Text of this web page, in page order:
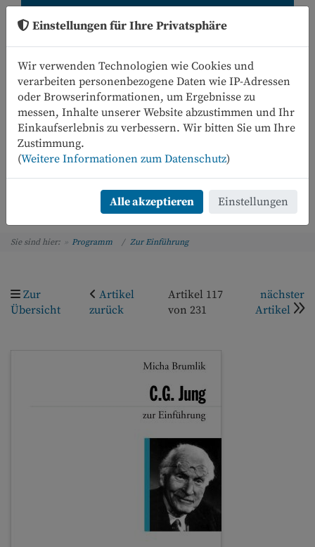
Einstellungen für Ihre Privatsphäre
Wir verwenden Technologien wie Cookies und
verarbeiten personenbezogene Daten wie IP-Adressen
oder Browserinformationen, um Ergebnisse zu
messen, Inhalte unserer Website abzustimmen und Ihr
Einkaufserlebnis zu verbessern. Wir bitten Sie um Ihre
Zustimmung.
(Weitere Informationen zum Datenschutz)
Alle akzeptieren Einstellungen
0
Menü
Sie sind hier: Programm Zur Einführung
Zur
Übersicht
Artikel
zurück
Artikel 117
von 231
nächster
Artikel